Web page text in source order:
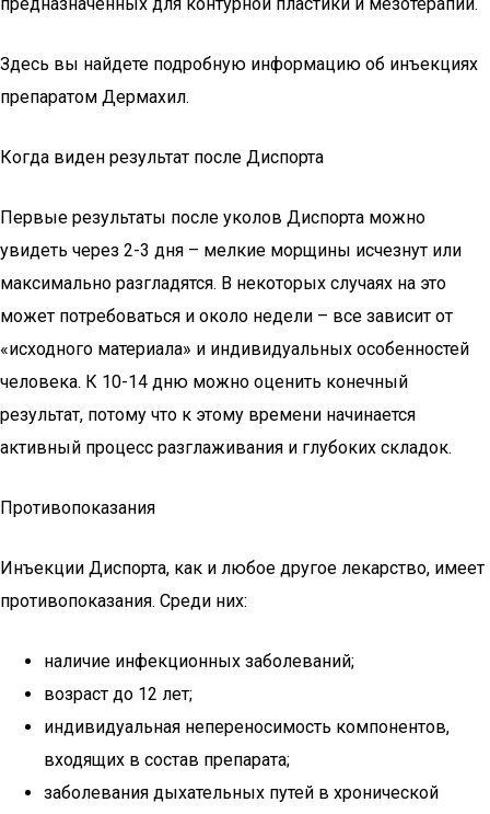
Здесь вы найдете подробную информацию об инъекциях
препаратом Дермахил.
Когда виден результат после Диспорта
Первые результаты после уколов Диспорта можно
увидеть через 2-3 дня – мелкие морщины исчезнут или
максимально разгладятся. В некоторых случаях на это
может потребоваться и около недели – все зависит от
«исходного материала» и индивидуальных особенностей
человека. К 10-14 дню можно оценить конечный
результат, потому что к этому времени начинается
активный процесс разглаживания и глубоких складок.
Противопоказания
Инъекции Диспорта, как и любое другое лекарство, имеет
противопоказания. Среди них:
наличие инфекционных заболеваний;
возраст до 12 лет;
индивидуальная непереносимость компонентов,
входящих в состав препарата;
заболевания дыхательных путей в хронической